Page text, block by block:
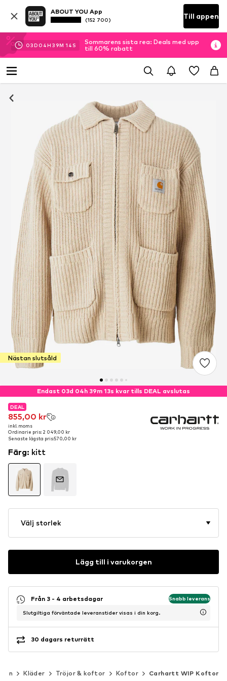
ABOUT YOU App
(152 700) Till appen
03D 04H 39M 13 S
Sommarens sista rea: Deals med upp
till 60% rabatt
Nästan slutsåld
Endast 03d 04h 39m 13s kvar tills DEAL avslutas
DEAL
855,00 kr
inkl. moms
Ordinarie pris: 2 049,00 kr
Senaste lägsta pris:570,00 kr
DEAL
855,00 kr
inkl. moms
Ordinarie pris: 2 049,00 kr
Senaste lägsta pris:570,00 kr
Färg: kitt
Välj storlek
Lägg till i varukorgen
Från 3 - 4 arbetsdagar Snabb leverans
Slutgiltiga förväntade leveranstider visas i din korg.
30 dagars returrätt
Kläder Tröjor & koftor Koftor Carhartt WIP Koftor